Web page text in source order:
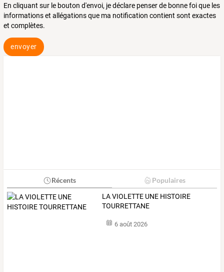
En cliquant sur le bouton d'envoi, je déclare penser de bonne foi que les
informations et allégations que ma notification contient sont exactes
et complètes.
envoyer
Récents Populaires
LA VIOLETTE UNE HISTOIRE
TOURRETTANE
6 août 2026